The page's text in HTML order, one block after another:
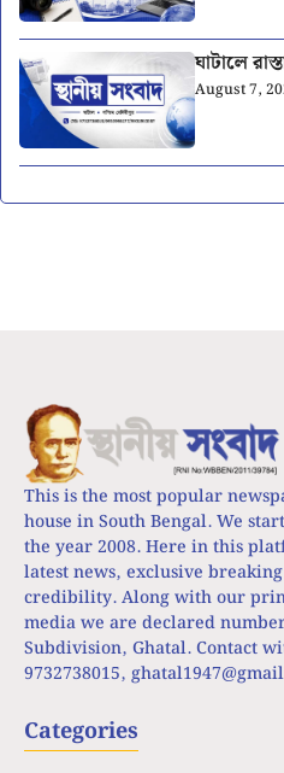
ঘাটালে
August 7,
This is the most popular
house in South Bengal. We
the year 2008. Here in this
latest news, exclusive
credibility. Along with our
media we are declared
Subdivision, Ghatal. Contact
9732738015,
Categories